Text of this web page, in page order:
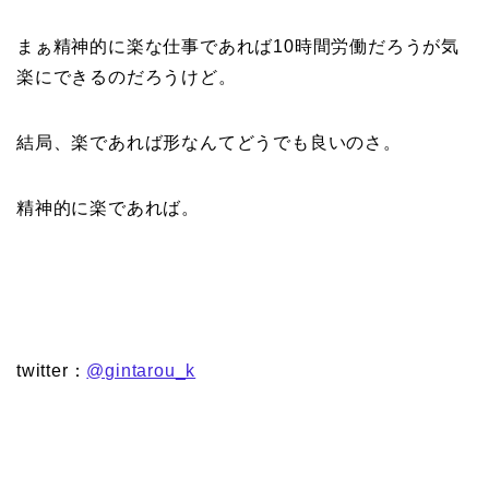
まぁ精神的に楽な仕事であれば10時間労働だろうが気
楽にできるのだろうけど。
結局、楽であれば形なんてどうでも良いのさ。
精神的に楽であれば。
twitter： @gintarou_k